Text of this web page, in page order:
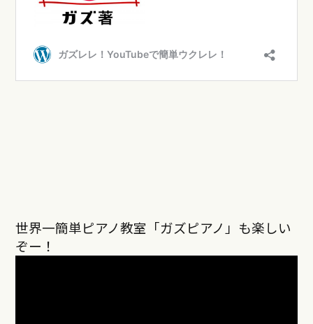
世界一簡単ピアノ教室「ガズピアノ」も楽しい
ぞー！